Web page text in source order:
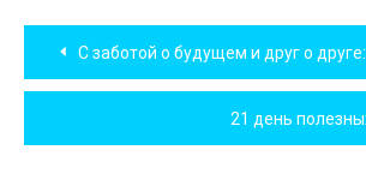
Навигация
по
записям
С заботой о будущем и друг о друге: главные социальные
21 день